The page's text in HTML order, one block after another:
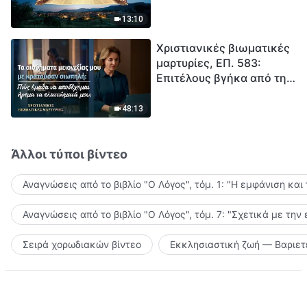
13:10
48:13
Χριστιανικές βιωματικές
μαρτυρίες, ΕΠ. 583:
Επιτέλους βγήκα από τη
Άλλοι τύποι βίντεο
Αναγνώσεις από το βιβλίο "Ο Λόγος", τόμ. 1: "Η εμφάνιση
Αναγνώσεις από το βιβλίο "Ο Λόγος", τόμ. 7: "Σχετικά με την
Σειρά χορωδιακών βίντεο Εκκλησιαστική ζωή —